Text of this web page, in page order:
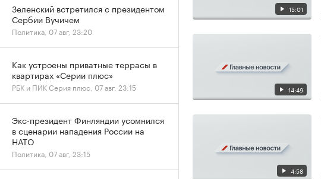
15:01
14:49
4:58
Зеленский встретился с президентом
Сербии Вучичем
Политика, 07 авг, 23:20
Как устроены приватные террасы в
квартирах «Серии плюс»
РБК и ПИК Серия плюс, 07 авг, 23:15
Экс-президент Финляндии усомнился
в сценарии нападения России на
НАТО
Политика, 07 авг, 23:15